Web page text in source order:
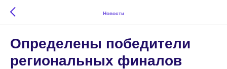
Новости
Определены победители
региональных финалов